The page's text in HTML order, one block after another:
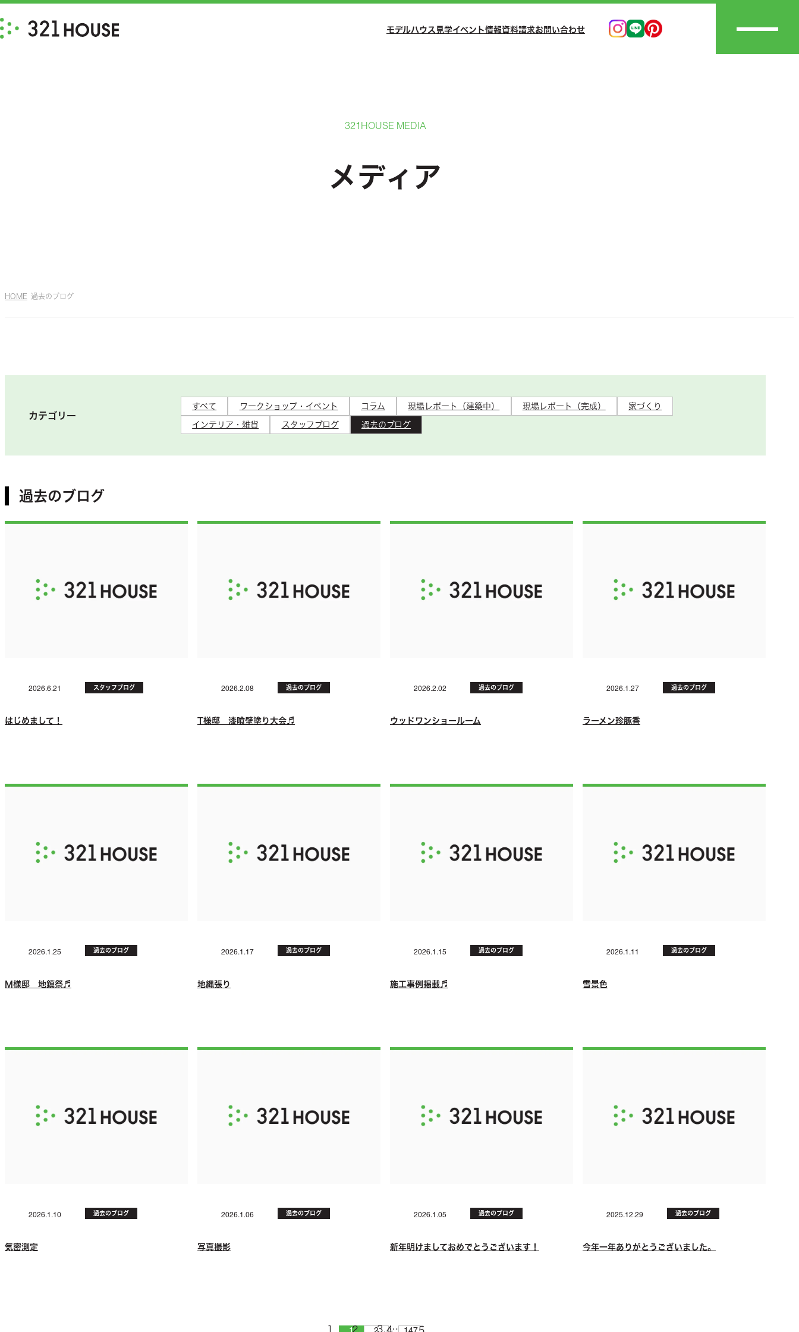
モデルハウス見学イベント情報資料請求お問い合わせ
321HOUSE MEDIA
メディア
HOME 過去のブログ
カテゴリー
すべて ワークショップ・イベント コラム 現場レポート（建築中） 現場レポート（完成） 家づくり
インテリア・雑貨 スタッフブログ 過去のブログ
過去のブログ
2026.6.21 スタッフブログ
はじめまして！
2026.2.08 過去のブログ
T様邸 漆喰壁塗り大会♬
2026.2.02 過去のブログ
ウッドワンショールーム
2026.1.27 過去のブログ
ラーメン珍豚香
2026.1.25 過去のブログ
M様邸 地鎮祭♬
2026.1.17 過去のブログ
地縄張り
2026.1.15 過去のブログ
施工事例掲載♬
2026.1.11 過去のブログ
雪景色
2026.1.10 過去のブログ
気密測定
2026.1.06 過去のブログ
写真撮影
2026.1.05 過去のブログ
新年明けましておめでとうございます！
2025.12.29 過去のブログ
今年一年ありがとうございました。
…